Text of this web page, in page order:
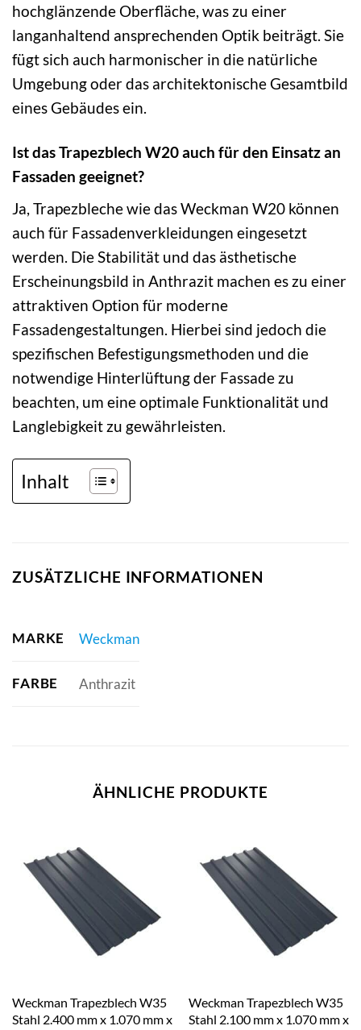
hochglänzende Oberfläche, was zu einer
langanhaltend ansprechenden Optik beiträgt. Sie
fügt sich auch harmonischer in die natürliche
Umgebung oder das architektonische Gesamtbild
eines Gebäudes ein.
Ist das Trapezblech W20 auch für den Einsatz an
Fassaden geeignet?
Ja, Trapezbleche wie das Weckman W20 können
auch für Fassadenverkleidungen eingesetzt
werden. Die Stabilität und das ästhetische
Erscheinungsbild in Anthrazit machen es zu einer
attraktiven Option für moderne
Fassadengestaltungen. Hierbei sind jedoch die
spezifischen Befestigungsmethoden und die
notwendige Hinterlüftung der Fassade zu
beachten, um eine optimale Funktionalität und
Langlebigkeit zu gewährleisten.
Inhalt
ZUSÄTZLICHE INFORMATIONEN
MARKE Weckman
FARBE Anthrazit
ÄHNLICHE PRODUKTE
Weckman Trapezblech W35
Stahl 2.400 mm x 1.070 mm x
Weckman Trapezblech W35
Stahl 2.100 mm x 1.070 mm x